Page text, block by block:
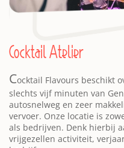
Cocktail Atelier
Cocktail Flavours beschikt
slechts vijf minuten van
autosnelweg en zeer
vervoer. Onze locatie is
als bedrijven. Denk hierbij
vrijgezellen activiteit,